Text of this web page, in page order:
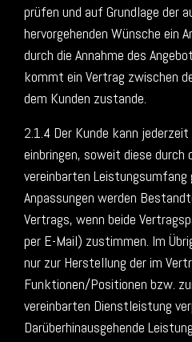
prüfen und auf Grundlage der
hervorgehenden Wünsche ein
durch die Annahme des
kommt ein Vertrag zwischen
dem Kunden zustande.
2.1.4 Der Kunde kann
einbringen, soweit diese durch
vereinbarten
Anpassungen werden
Vertrags, wenn beide
per E-Mail) zustimmen. Im
nur zur Herstellung der im
Funktionen/Positionen bzw.
vereinbarten Dienstleistung
Darüberhinausgehende